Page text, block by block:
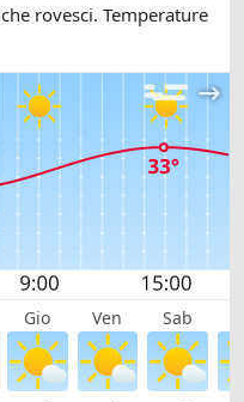
rovesci. Temperature
Gio Ven Sab